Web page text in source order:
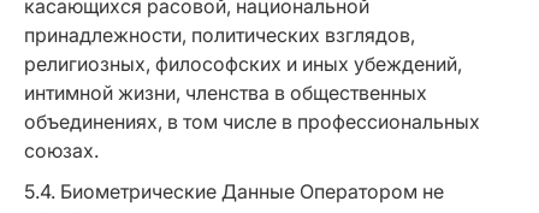
касающихся расовой, национальной
принадлежности, политических взглядов,
религиозных, философских и иных убеждений,
интимной жизни, членства в общественных
объединениях, в том числе в профессиональных
союзах.
5.4. Биометрические Данные Оператором не